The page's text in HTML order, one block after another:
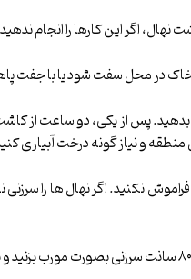
نهال، اگر این کارها را انجام
در محل سفت شود یا با جفت
از سفت کردن، درخت کاشته شده را حداقل ۳۰ لیتر
منطقه و نیاز گونه درخت آبیاری
نکنید. اگر نهال ها را